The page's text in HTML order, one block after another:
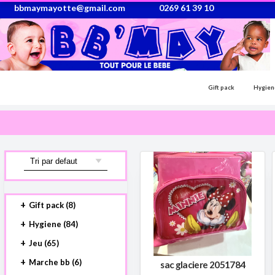
bbmaymayotte@gmail.com 0269 61 39 10
Gift pack
Gift pack (8)
Coffret cadeau (8)
Hygiene (84)
Accessoires de bain (9)
Autre (41)
Jeu (65)
Eveils (44)
Marche bb (6) sac glaciere 2051784